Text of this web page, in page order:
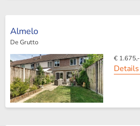
Almelo
De Grutto
€ 1.675,-
Details